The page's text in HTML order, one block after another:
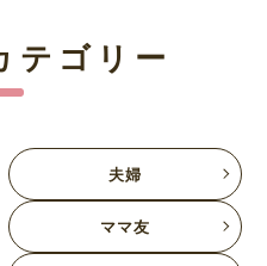
テゴリー
夫婦
ママ友